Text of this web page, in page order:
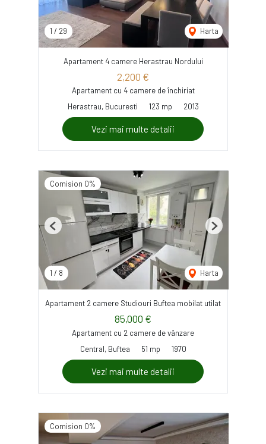
1 / 29 Harta
Apartament 4 camere Herastrau Nordului
2,200 €
Apartament cu 4 camere de închiriat
Herastrau, Bucuresti
123 mp 2013
Vezi mai multe detalii
Comision 0%
1 / 8 Harta
Previous Next
Apartament 2 camere Studiouri Buftea mobilat utilat
85,000 €
Apartament cu 2 camere de vânzare
Central, Buftea
51 mp 1970
Vezi mai multe detalii
Comision 0%